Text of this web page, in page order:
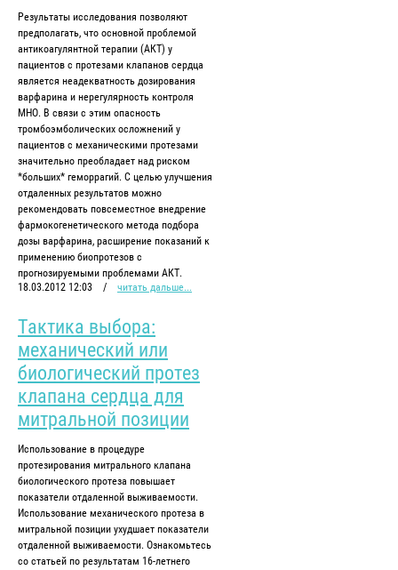
Результаты исследования позволяют
предполагать, что основной проблемой
антикоагулянтной терапии (АКТ) у
пациентов с протезами клапанов сердца
является неадекватность дозирования
варфарина и нерегулярность контроля
МНО. В связи с этим опасность
тромбоэмболических осложнений у
пациентов с механическими протезами
значительно преобладает над риском
*больших* геморрагий. С целью улучшения
отдаленных результатов можно
рекомендовать повсеместное внедрение
фармокогенетического метода подбора
дозы варфарина, расширение показаний к
применению биопротезов с
прогнозируемыми проблемами АКТ.
18.03.2012 12:03
/ читать дальше...
Тактика выбора:
механический или
биологический протез
клапана сердца для
митральной позиции
Использование в процедуре
протезирования митрального клапана
биологического протеза повышает
показатели отдаленной выживаемости.
Использование механического протеза в
митральной позиции ухудшает показатели
отдаленной выживаемости. Ознакомьтесь
со статьей по результатам 16-летнего